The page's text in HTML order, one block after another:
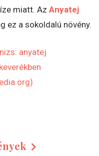
miatt. Az Anyatej
ez a sokoldalú növény.